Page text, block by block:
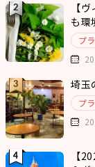
【
も
プ
埼玉
プ
【